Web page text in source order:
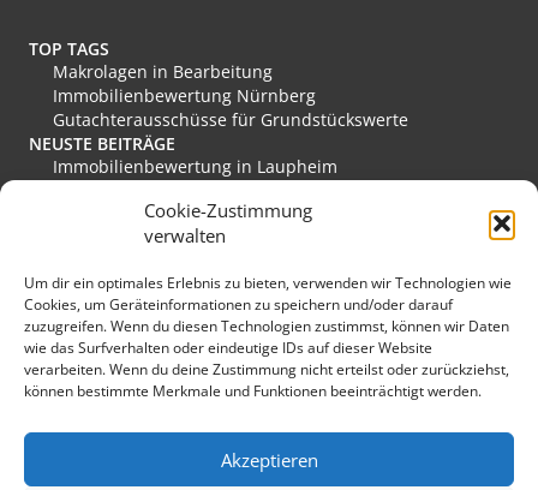
Cookie-Zustimmung
verwalten
Um dir ein optimales Erlebnis zu bieten, verwenden wir Technologien wie
Cookies, um Geräteinformationen zu speichern und/oder darauf
zuzugreifen. Wenn du diesen Technologien zustimmst, können wir Daten
wie das Surfverhalten oder eindeutige IDs auf dieser Website
verarbeiten. Wenn du deine Zustimmung nicht erteilst oder zurückziehst,
können bestimmte Merkmale und Funktionen beeinträchtigt werden.
Akzeptieren
tTOP TAGS
Makrolagen in Bearbeitung
Immobilienbewertung Nürnberg
Gutachterausschüsse für Grundstückswerte
NEUSTE BEITRÄGE
Immobilienbewertung in Laupheim
Immobilienbewertung in Edewecht
Immobilienbewertung in Stadthagen
Immobilienbewertung in Eislingen/Fils
MEINE FAVORITEN
Verkehrswert
Grundstücksmarkt Deutschland
Immobilienmarkt Duisburg
Immobilienmarkt Hückeswagen
Kopfbild: lichtkunst.73 / pixelio.de